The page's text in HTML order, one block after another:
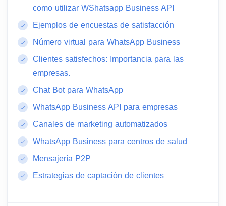
como utilizar WShatsapp Business API
Ejemplos de encuestas de satisfacción
Número virtual para WhatsApp Business
Clientes satisfechos: Importancia para las
empresas.
Chat Bot para WhatsApp
WhatsApp Business API para empresas
Canales de marketing automatizados
WhatsApp Business para centros de salud
Mensajería P2P
Estrategias de captación de clientes